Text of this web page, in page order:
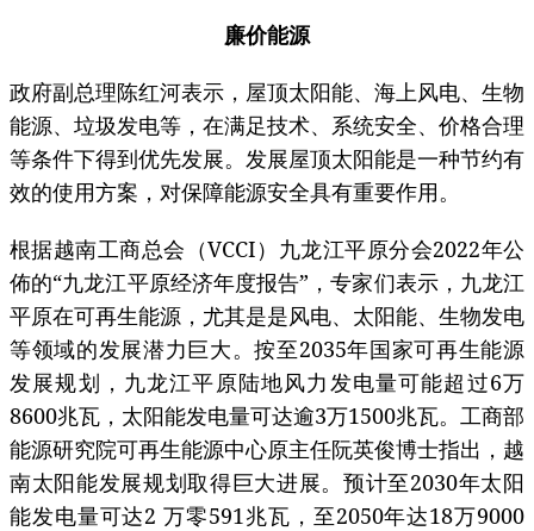
廉价能源
政府副总理陈红河表示，屋顶太阳能、海上风电、生物
能源、垃圾发电等，在满足技术、系统安全、价格合理
等条件下得到优先发展。发展屋顶太阳能是一种节约有
效的使用方案，对保障能源安全具有重要作用。
根据越南工商总会（VCCI）九龙江平原分会2022年公
佈的“九龙江平原经济年度报告”，专家们表示，九龙江
平原在可再生能源，尤其是是风电、太阳能、生物发电
等领域的发展潜力巨大。按至2035年国家可再生能源
发展规划，九龙江平原陆地风力发电量可能超过6万
8600兆瓦，太阳能发电量可达逾3万1500兆瓦。工商部
能源研究院可再生能源中心原主任阮英俊博士指出，越
南太阳能发展规划取得巨大进展。预计至2030年太阳
能发电量可达2 万零591兆瓦，至2050年达18万9000